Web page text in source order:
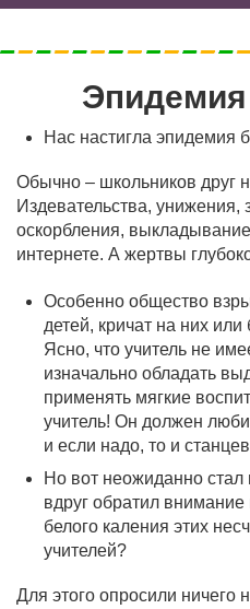
Нас настигла эпидемия
Обычно – школьников друг
Издевательства, унижения,
оскорбления,
интернете. А жертвы
Особенно общество
детей, кричат на них или
Ясно, что учитель не
изначально обладать
применять мягкие
учитель! Он должен
и если надо, то и
Но вот неожиданно стал
вдруг обратил внимание
белого каления этих
учителей?
Для этого опросили ничего